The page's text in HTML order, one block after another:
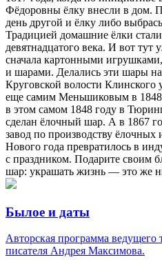
Фёдоровны ёлку внесли в дом.
день другой и ёлку либо
Традицией домашние ёлки
девятнадцатого века. И вот
сначала картонными
и шарами. Делались эти шары
Круговской волости Клинского
еще самим Меньшиковым в 1848
в этом самом 1848 году в
сделан ёлочный шар. А в 1867
завод по производству
Нового года превратилось в
с праздником. Подарите своим
шар: украшать жизнь — это же
Былое и даты
Авторская программа ведущего
писателя Андрея Максимова.